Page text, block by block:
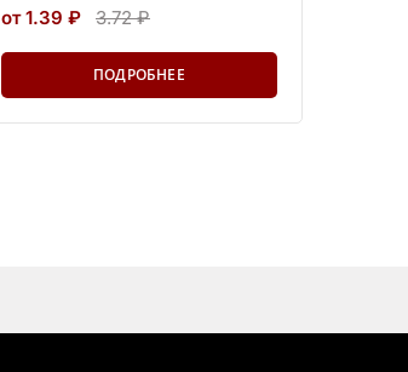
от 1.39 ₽ 3.72 ₽
ПОДРОБНЕЕ